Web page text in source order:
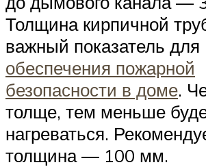
Толщина кирпичной
важный показатель для
обеспечения пожарной
безопасности в доме.
толще, тем меньше
нагреваться.
толщина — 100 мм.